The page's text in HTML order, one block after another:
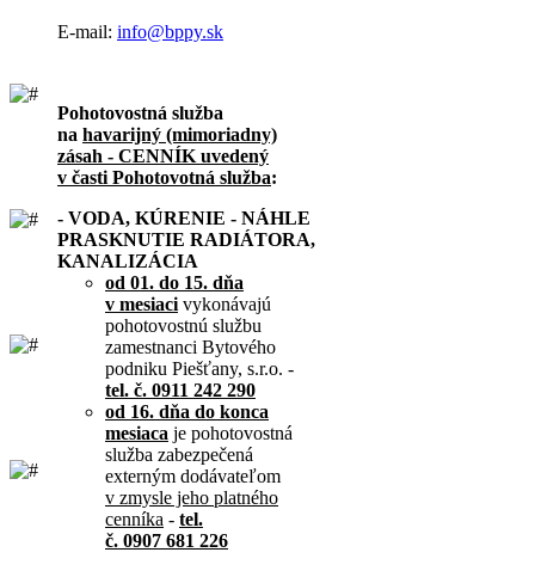
E-mail: info@bppy.sk
Pohotovostná služba
na havarijný (mimoriadny)
zásah - CENNÍK uvedený
v časti Pohotovotná služba:
- VODA, KÚRENIE - NÁHLE
PRASKNUTIE RADIÁTORA,
KANALIZÁCIA
od 01. do 15. dňa
v mesiaci vykonávajú
pohotovostnú službu
zamestnanci Bytového
podniku Piešťany, s.r.o. -
tel. č. 0911 242 290
od 16. dňa do konca
mesiaca je pohotovostná
služba zabezpečená
externým dodávateľom
v zmysle jeho platného
cenníka - tel.
č. 0907 681 226